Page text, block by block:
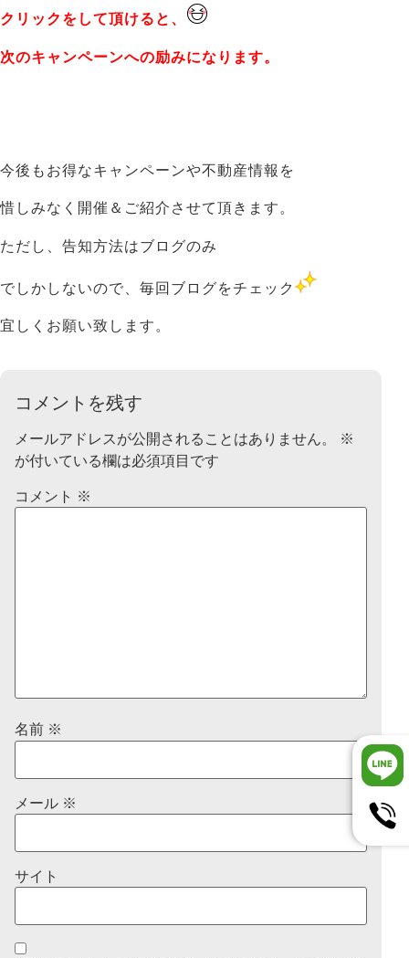
クリックをして頂けると、
次のキャンペーンへの励みになります。
今後もお得なキャンペーンや不動産情報を
惜しみなく開催＆ご紹介させて頂きます。
ただし、 告知方法はブログのみ
でしかしないので、 毎回ブログをチェック
宜しくお願い致します。
コメントを残す
メールアドレスが公開されることはありません。
※
が付いている欄は必須項目です
コメント ※
名前 ※
メール ※
サイト